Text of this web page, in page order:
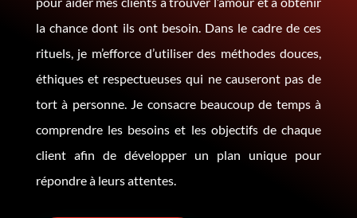
la chance dont ils ont besoin. Dans le cadre de ces
rituels, je m’efforce d’utiliser des méthodes douces,
éthiques et respectueuses qui ne causeront pas de
tort à personne. Je consacre beaucoup de temps à
comprendre les besoins et les objectifs de chaque
client afin de développer un plan unique pour
répondre à leurs attentes.